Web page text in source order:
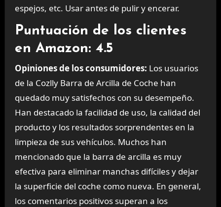
espejos, etc. Usar antes de pulir y encerar.
Puntuación de los clientes
en Amazon: 4.5
Opiniones de los consumidores: Los usuarios
de la Cozlly Barra de Arcilla de Coche han
quedado muy satisfechos con su desempeño.
Han destacado la facilidad de uso, la calidad del
producto y los resultados sorprendentes en la
limpieza de sus vehículos. Muchos han
mencionado que la barra de arcilla es muy
efectiva para eliminar manchas difíciles y dejar
la superficie del coche como nueva. En general,
los comentarios positivos superan a los